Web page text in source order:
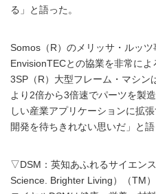
る」と語った。
Somos（R）のメリッサ・ルッ
EnvisionTECとの協業を非常に
3SP（R）大型フレーム・マシン
より2倍から3倍速でパーツを製
しい産業アプリケーションに拡
開発を待ちきれない思いだ」と語
▽DSM：英知あふれるサイエン
Science. Brighter Living）（TM）